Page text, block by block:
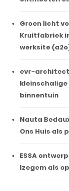
Groen licht
Kruitfabriek
werksite
evr-
binnentuin
Nauta
Ons Huis als
ESSA
Izegem als